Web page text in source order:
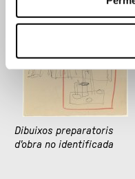
Dibuixos preparatoris
d'obra no identificada